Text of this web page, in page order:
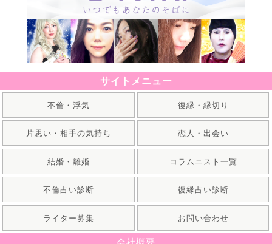
サイトメニュー
不倫・浮気 復縁・縁切り
片思い・相手の気持ち 恋人・出会い
結婚・離婚 コラムニスト一覧
不倫占い診断 復縁占い診断
ライター募集 お問い合わせ